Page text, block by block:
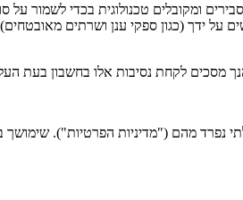
ומקובלים טכנולוגית בכדי לשמור
ידך (כגון ספקי ענן ושרתים
מסכים לקחת נסיבות אלו בחשבון בעת
נפרד מהם ("מדיניות הפרטיות"). שימושך